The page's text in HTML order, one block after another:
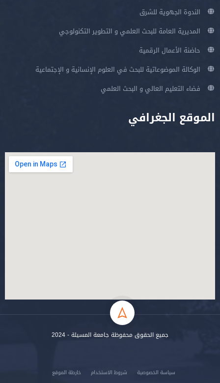
الندوة الجهوية للشرق
المديرية العامة للبحث العلمي و التطوير التكنولوجي
حاضنة الأعمال الرقمية
الوكالة الموضوعاتية للبحث في العلوم الإنسانية و الإجتماعية
فضاء التعليم العالي و البحث العلمي
الموقع الجغرافي
جميع الحقوق محفوظة جامعة المسيلة - 2024
سياسة الخصوصية شروط الاستخدام خارطة الموقع